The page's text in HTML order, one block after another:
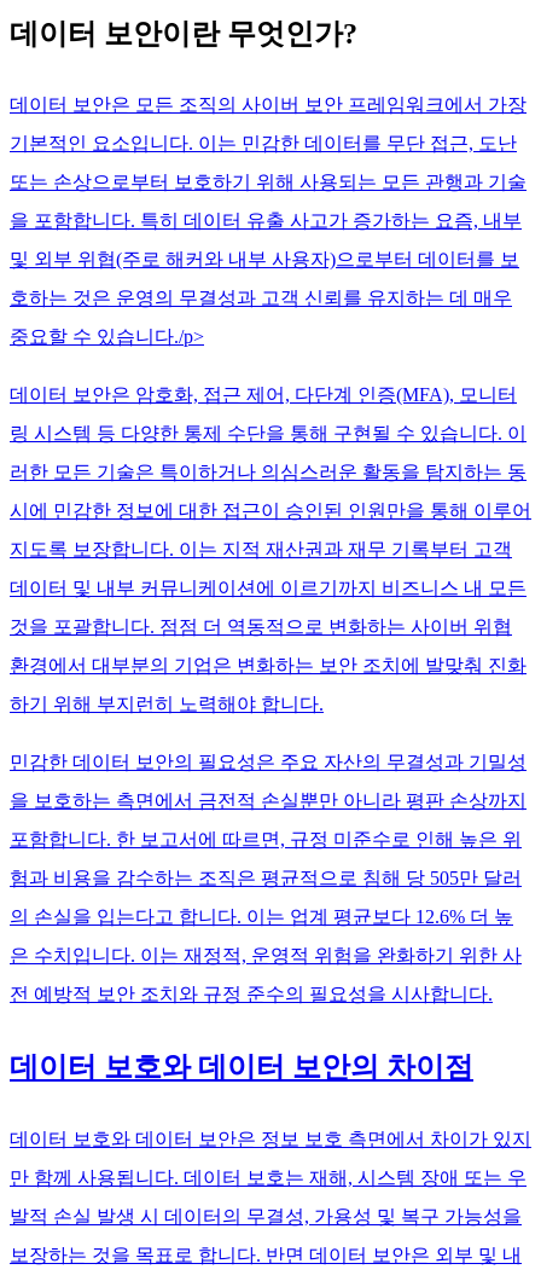
데이터 보안이란 무엇인가?
데이터 보안은 모든 조직의 사이버 보안 프레임워크에서 가장
기본적인 요소입니다. 이는 민감한 데이터를 무단 접근, 도난
또는 손상으로부터 보호하기 위해 사용되는 모든 관행과 기술
을 포함합니다. 특히 데이터 유출 사고가 증가하는 요즘, 내부
및 외부 위협(주로 해커와 내부 사용자)으로부터 데이터를 보
호하는 것은 운영의 무결성과 고객 신뢰를 유지하는 데 매우
중요할 수 있습니다./p>
데이터 보안은 암호화, 접근 제어, 다단계 인증(MFA), 모니터
링 시스템 등 다양한 통제 수단을 통해 구현될 수 있습니다. 이
러한 모든 기술은 특이하거나 의심스러운 활동을 탐지하는 동
시에 민감한 정보에 대한 접근이 승인된 인원만을 통해 이루어
지도록 보장합니다. 이는 지적 재산권과 재무 기록부터 고객
데이터 및 내부 커뮤니케이션에 이르기까지 비즈니스 내 모든
것을 포괄합니다. 점점 더 역동적으로 변화하는 사이버 위협
환경에서 대부분의 기업은 변화하는 보안 조치에 발맞춰 진화
하기 위해 부지런히 노력해야 합니다.
민감한 데이터 보안의 필요성은 주요 자산의 무결성과 기밀성
을 보호하는 측면에서 금전적 손실뿐만 아니라 평판 손상까지
포함합니다. 한 보고서에 따르면, 규정 미준수로 인해 높은 위
험과 비용을 감수하는 조직은 평균적으로 침해 당 505만 달러
의 손실을 입는다고 합니다. 이는 업계 평균보다 12.6% 더 높
은 수치입니다. 이는 재정적, 운영적 위험을 완화하기 위한 사
전 예방적 보안 조치와 규정 준수의 필요성을 시사합니다.
데이터 보호와 데이터 보안의 차이점
데이터 보호와 데이터 보안은 정보 보호 측면에서 차이가 있지
만 함께 사용됩니다. 데이터 보호는 재해, 시스템 장애 또는 우
발적 손실 발생 시 데이터의 무결성, 가용성 및 복구 가능성을
보장하는 것을 목표로 합니다. 반면 데이터 보안은 외부 및 내